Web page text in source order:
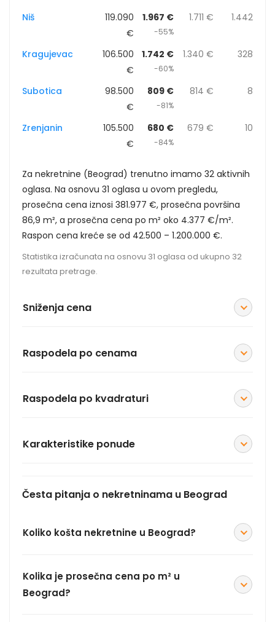
Niš
119.090
€
1.967 €
-55%
1.711 € 1.442
Kragujevac
106.500
€
1.742 €
-60%
1.340 € 328
Subotica
98.500
€
809 €
-81%
814 € 8
Zrenjanin
105.500
€
680 €
-84%
679 € 10
Za nekretnine (Beograd) trenutno imamo 32 aktivnih
oglasa. Na osnovu 31 oglasa u ovom pregledu,
prosečna cena iznosi 381.977 €, prosečna površina
86,9 m², a prosečna cena po m² oko 4.377 €/m².
Raspon cena kreće se od 42.500 – 1.200.000 €.
Statistika izračunata na osnovu 31 oglasa od ukupno 32
rezultata pretrage.
Sniženja cena
Raspodela po cenama
Raspodela po kvadraturi
Karakteristike ponude
Česta pitanja o nekretninama u Beograd
Koliko košta nekretnine u Beograd?
Kolika je prosečna cena po m² u
Beograd?